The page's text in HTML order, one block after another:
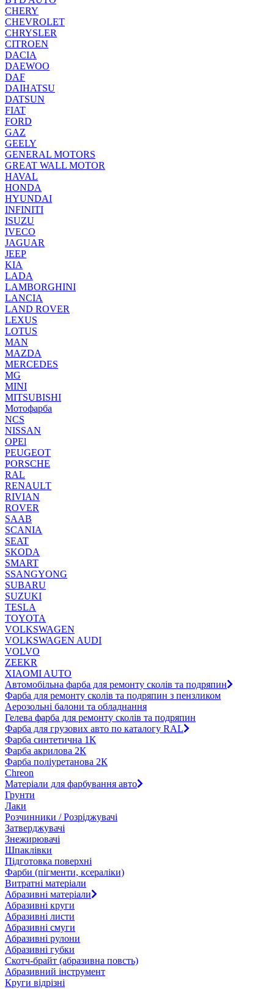
CHERY
CHEVROLET
CHRYSLER
CITROEN
DACIA
DAEWOO
DAF
DAIHATSU
DATSUN
FIAT
FORD
GAZ
GEELY
GENERAL MOTORS
GREAT WALL MOTOR
HAVAL
HONDA
HYUNDAI
INFINITI
ISUZU
IVECO
JAGUAR
JEEP
KIA
LADA
LAMBORGHINI
LANCIA
LAND ROVER
LEXUS
LOTUS
MAN
MAZDA
MERCEDES
MG
MINI
MITSUBISHI
Мотофарба
NCS
NISSAN
OPEl
PEUGEOT
PORSCHE
RAL
RENAULT
RIVIAN
ROVER
SAAB
SCANIA
SEAT
SKODA
SMART
SSANGYONG
SUBARU
SUZUKI
TESLA
TOYOTA
VOLKSWAGEN
VOLKSWAGEN AUDI
VOLVO
ZEEKR
XIAOMI AUTO
Автомобільна фарба для ремонту сколів та подряпин
Фарба для ремонту сколів та подряпин з пензликом
Аерозольні балони та обладнання
Гелева фарба для ремонту сколів та подряпин
Фарба для грузових авто по каталогу RAL
Фарба синтетична 1К
Фарба акрилова 2К
Фарба поліуретанова 2К
Chreon
Матеріали для фарбування авто
Грунти
Лаки
Розчинники / Розріджувачі
Затверджувачі
Знежирювачі
Шпаклівки
Підготовка поверхні
Фарби (пігменти, ксераліки)
Витратні матеріали
Абразивні матеріали
Абразивні круги
Абразивні листи
Абразивні смуги
Абразивні рулони
Абразивні губки
Скотч-брайт (абразивна повсть)
Абразивний інструмент
Круги відрізні